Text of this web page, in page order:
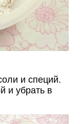
и специй.
и убрать в